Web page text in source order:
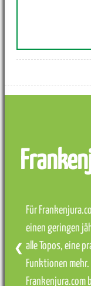
Für
einen geringen
alle Topos, eine
Funktionen
Frankenjura.com
❮